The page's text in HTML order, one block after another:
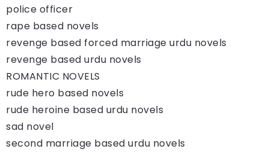
police officer
rape based novels
revenge based forced marriage urdu novels
revenge based urdu novels
ROMANTIC NOVELS
rude hero based novels
rude heroine based urdu novels
sad novel
second marriage based urdu novels